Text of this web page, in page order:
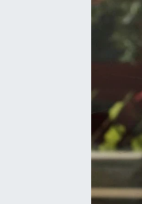
Haber Kuşakları
KANALV Spor
Kültür Sanat